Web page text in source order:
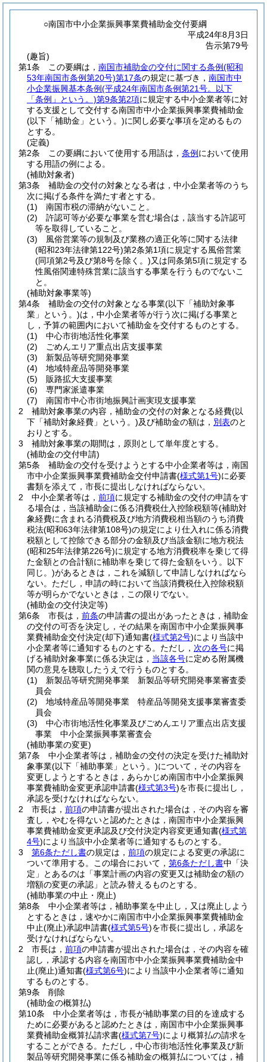
○南国市中小企業振興事業費補助金交付要綱
平成24年8月3日
告示第79号
(趣旨)
第1条
この要綱は， 南国市補助金の交付に関する条例(昭和
53年南国市条例第20号)第17条の規定に基づき， 南国市中
小企業振興基本条例(平成24年南国市条例第21号。以下
「条例」という。)第9条第2項に規定する中小企業者等に対
する支援として交付する南国市中小企業振興事業費補助金
(以下「補助金」という。)に関し必要な事項を定めるもの
とする。
(定義)
第2条
この要綱において使用する用語は， 条例 において使用
する用語の例による。
(補助対象者)
第3条
補助金の交付の対象となる者は，中小企業者等のうち
次に掲げる条件を満たす者とする。
(1)
南国市税の滞納がないこと。
(2)
許認可等が必要な事業を営む場合は，該当する許認可
等を取得していること。
(3)
風俗営業等の規制及び業務の適正化等に関する法律
(昭和23年法律第122号)第2条第1項に規定する風俗営業
(同項第2号及び第8号を除く。)又は同条第5項に規定する
性風俗関連特殊営業に該当する事業を行うものでないこ
と。
(補助対象事業等)
第4条
補助金の交付の対象となる事業(以下「補助対象事
業」という。)は，中小企業者等が行う次に掲げる事業と
し，予算の範囲内において補助金を交付するものとする。
(1)
中心市街地活性化事業
(2)
ごめんエリア重点出店支援事業
(3)
新製品等研究開発事業
(4)
地域特産品等開発事業
(5)
販路拡大支援事業
(6)
専門家派遣事業
(7)
南国市中心市街地振興計画実現支援事業
2
補助対象事業の内容，補助金の交付の対象となる経費(以
下「補助対象経費」という。)及び補助金の額は， 別表のと
おりとする。
3
補助対象事業の期間は，原則として単年度とする。
(補助金の交付申請)
第5条
補助金の交付を受けようとする中小企業者等は，南国
市中小企業振興事業費補助金交付申請書(様式第1号)に必要
書類を添えて，市長に提出しなければならない。
2
中小企業者等は， 前項に規定する補助金の交付の申請をす
る場合は，当該補助金に係る消費税仕入控除税額等(補助対
象経費に含まれる消費税及び地方消費税相当額のうち消費
税法(昭和63年法律第108号)の規定により仕入れに係る消費
税額として控除できる部分の金額及び当該金額に地方税法
(昭和25年法律第226号)に規定する地方消費税率を乗じて得
た金額との合計額に補助率を乗じて得た金額をいう。以下
同じ。)があるときは，これを減額して申請しなければなら
ない。 ただし，申請の時において当該消費税仕入控除税額
等が明らかでないときは，この限りでない。
(補助金の交付決定等)
第6条
市長は， 前条の申請書の提出があったときは，補助金
の交付の可否を決定し，その結果を南国市中小企業振興事
業費補助金交付決定(却下)通知書(様式第2号)により当該中
小企業者等に通知するものとする。 ただし， 次の各号に掲
げる補助対象事業に係る決定は， 当該各号に定める附属機
関の意見を聴取したうえで行うものとする。
(1)
新製品等研究開発事業 新製品等研究開発事業審査委
員会
(2)
地域特産品等開発事業 特産品等開発支援事業審査委
員会
(3)
中心市街地活性化事業及びごめんエリア重点出店支援
事業 中小企業振興事業審査会
(補助事業の変更)
第7条
中小企業者等は，補助金の交付の決定を受けた補助対
象事業(以下「補助事業」という。)について，その内容を
変更しようとするときは，あらかじめ南国市中小企業振興
事業費補助金変更承認申請書(様式第3号)を市長に提出し，
承認を受けなければならない。
2
市長は， 前項の申請書が提出された場合は，その内容を審
査し，やむを得ないと認めたときは，南国市中小企業振興
事業費補助金変更承認及び交付決定内容変更通知書(様式第
4号)により当該中小企業者等に通知するものとする。
3
第6条ただし書の規定は， 前項の規定による変更の承認に
ついて準用する。
この場合において， 第6条ただし書中「決
定」とあるのは「事業計画の内容の変更又は補助金の額の
増額の変更の承認」と読み替えるものとする。
(補助事業の中止・廃止)
第8条
中小企業者等は，補助事業を中止し，又は廃止しよう
とするときは，速やかに南国市中小企業振興事業費補助金
中止(廃止)承認申請書(様式第5号)を市長に提出し，承認を
受けなければならない。
2
市長は， 前項の申請書が提出された場合は，その内容を確
認し，承認する内容を南国市中小企業振興事業費補助金中
止(廃止)通知書(様式第6号)により当該中小企業者等に通知
するものとする。
第9条
削除
(補助金の概算払)
第10条
中小企業者等は，市長が補助事業の目的を達成する
ために必要があると認めたときは，南国市中小企業振興事
業費補助金概算払請求書(様式第7号)により概算払の請求を
することができる。 ただし，中心市街地活性化事業及び新
製品等研究開発事業に係る補助金の概算払については，補